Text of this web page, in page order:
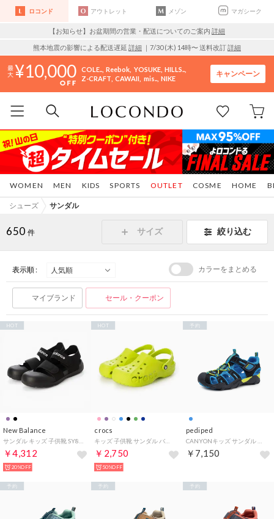
ロコンド アウトレット メゾン マガシーク
【お知らせ】お盆期間の営業・配送についてのご案内 詳細
熊本地震の影響による配送遅延 詳細 ｜7/30 (木) 14時〜 送料改訂詳細
10,000 COLE.. Reebok YOSUKE HILLS..
Z-CRAFT CAWAII mis.. NIKE
キャンペーン
WOMEN MEN KIDS SPORTS COSME HOME
OUTLET
シューズ サンダル
650 件 サイズ 絞り込む
表示順 : カラーをまとめる
マイブランド セール・クーポン
New Balance
￥4,312
HOT
20%OFF
crocs
￥2,750
HOT
50%OFF
pediped
￥7,150
予約
予約 予約 予約